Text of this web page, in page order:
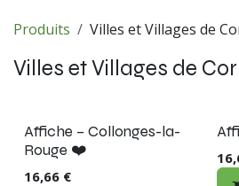
Produits Villes et Villages de
Villes et Villages de
Nouveau !
Affiche – Collonges-la-
Rouge ❤️
16,66 €